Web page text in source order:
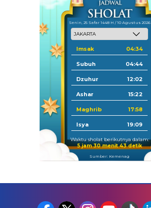
Senin, 25 Safar 1448 H / 10 Agustus 2026
Imsak 04:34
Subuh 04:44
Dzuhur 12:02
Ashar 15:22
Maghrib 17:58
Isya 19:09
Waktu sholat berikutnya dalam:
5 jam 30 menit 43 detik
Sumber: Kemenag